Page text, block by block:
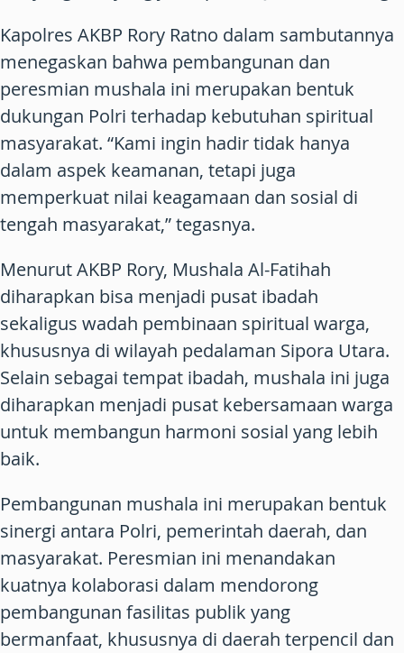
Kapolres AKBP Rory Ratno dalam sambutannya
menegaskan bahwa pembangunan dan
peresmian mushala ini merupakan bentuk
dukungan Polri terhadap kebutuhan spiritual
masyarakat. “Kami ingin hadir tidak hanya
dalam aspek keamanan, tetapi juga
memperkuat nilai keagamaan dan sosial di
tengah masyarakat,” tegasnya.
Menurut AKBP Rory, Mushala Al-Fatihah
diharapkan bisa menjadi pusat ibadah
sekaligus wadah pembinaan spiritual warga,
khususnya di wilayah pedalaman Sipora Utara.
Selain sebagai tempat ibadah, mushala ini juga
diharapkan menjadi pusat kebersamaan warga
untuk membangun harmoni sosial yang lebih
baik.
Pembangunan mushala ini merupakan bentuk
sinergi antara Polri, pemerintah daerah, dan
masyarakat. Peresmian ini menandakan
kuatnya kolaborasi dalam mendorong
pembangunan fasilitas publik yang
bermanfaat, khususnya di daerah terpencil dan